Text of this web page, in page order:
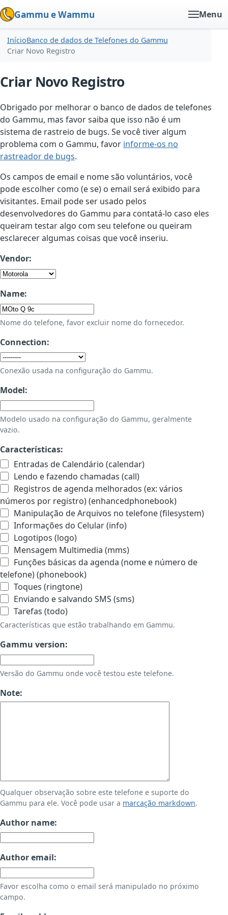
Gammu e Wammu Menu
InícioBanco de dados de Telefones do Gammu
Criar Novo Registro
Criar Novo Registro
Obrigado por melhorar o banco de dados de telefones
do Gammu, mas favor saiba que isso não é um
sistema de rastreio de bugs. Se você tiver algum
problema com o Gammu, favor informe-os no
rastreador de bugs.
Os campos de email e nome são voluntários, você
pode escolher como (e se) o email será exibido para
visitantes. Email pode ser usado pelos
desenvolvedores do Gammu para contatá-lo caso eles
queiram testar algo com seu telefone ou queiram
esclarecer algumas coisas que você inseriu.
Vendor:
Name:
Nome do telefone, favor excluir nome do fornecedor.
Connection:
Conexão usada na configuração do Gammu.
Model:
Modelo usado na configuração do Gammu, geralmente
vazio.
Características:
Entradas de Calendário (calendar)
Lendo e fazendo chamadas (call)
Registros de agenda melhorados (ex: vários
números por registro) (enhancedphonebook)
Manipulação de Arquivos no telefone (filesystem)
Informações do Celular (info)
Logotipos (logo)
Mensagem Multimedia (mms)
Funções básicas da agenda (nome e número de
telefone) (phonebook)
Toques (ringtone)
Enviando e salvando SMS (sms)
Tarefas (todo)
Características que estão trabalhando em Gammu.
Gammu version:
Versão do Gammu onde você testou este telefone.
Note:
Qualquer observação sobre este telefone e suporte do
Gammu para ele. Você pode usar a marcação markdown.
Author name:
Author email:
Favor escolha como o email será manipulado no próximo
campo.